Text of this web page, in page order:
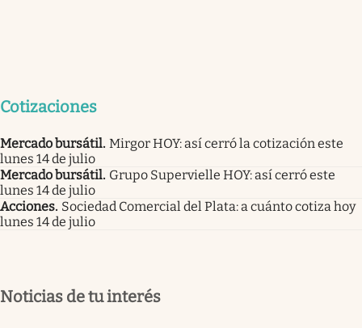
Cotizaciones
Mercado bursátil. Mirgor HOY: así cerró la cotización este
lunes 14 de julio
Mercado bursátil. Grupo Supervielle HOY: así cerró este
lunes 14 de julio
Acciones. Sociedad Comercial del Plata: a cuánto cotiza hoy
lunes 14 de julio
Noticias de tu interés